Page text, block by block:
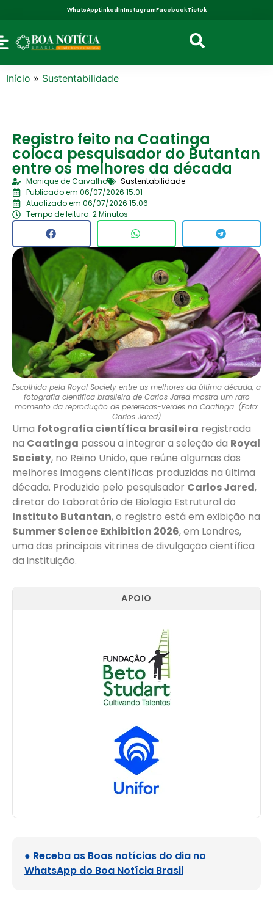
WhatsAppLinkedInInstagramFacebookTictok
Início » Sustentabilidade
Registro feito na Caatinga
coloca pesquisador do Butantan
entre os melhores da década
Monique de Carvalho
Sustentabilidade
Publicado em 06/07/2026 15:01
Atualizado em 06/07/2026 15:06
Tempo de leitura: 2 Minutos
Escolhida pela Royal Society entre as melhores da última década, a
fotografia científica brasileira de Carlos Jared mostra um raro
momento da reprodução de pererecas-verdes na Caatinga. (Foto:
Carlos Jared)
Uma fotografia científica brasileira registrada
na Caatinga passou a integrar a seleção da Royal
Society, no Reino Unido, que reúne algumas das
melhores imagens científicas produzidas na última
década. Produzido pelo pesquisador Carlos Jared,
diretor do Laboratório de Biologia Estrutural do
Instituto Butantan, o registro está em exibição na
Summer Science Exhibition 2026, em Londres,
uma das principais vitrines de divulgação científica
da instituição.
APOIO
● Receba as Boas notícias do dia no
WhatsApp do Boa Notícia Brasil